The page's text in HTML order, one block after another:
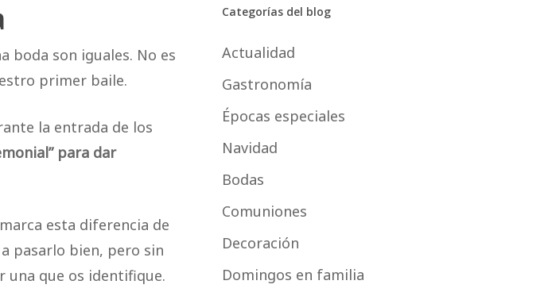
boda son iguales. No es
primer baile.
la entrada de los
para dar
esta diferencia de
pasarlo bien, pero sin
una que os identifique.
Categorías del blog
Actualidad
Gastronomía
Épocas especiales
Navidad
Bodas
Comuniones
Decoración
Domingos en familia